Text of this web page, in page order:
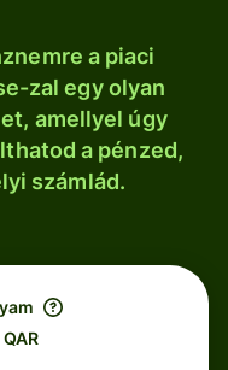
a piaci
zal egy olyan
amellyel úgy
a pénzed,
számlád.